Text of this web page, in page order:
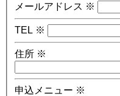
メールアドレス ※
TEL ※
住所 ※
申込メニュー ※